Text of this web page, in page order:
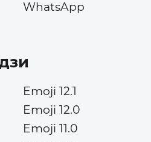
WhatsApp
Emoji 12.1
Emoji 12.0
Emoji 11.0